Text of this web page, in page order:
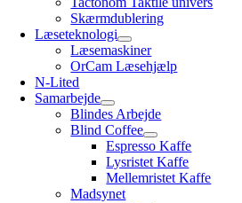
Skærmdublering
Læseteknologi
Læsemaskiner
OrCam Læsehjælp
N-Lited
Samarbejde
Blindes Arbejde
Blind Coffee
Espresso Kaffe
Lysristet Kaffe
Mellemristet Kaffe
Madsynet